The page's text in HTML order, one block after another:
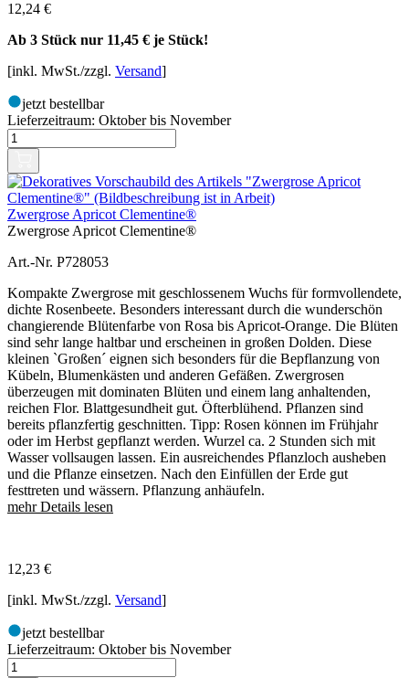
12,24 €
Ab 3 Stück nur 11,45 € je Stück!
[inkl. MwSt./zzgl. Versand]
jetzt bestellbar
Lieferzeitraum: Oktober bis November
Zwergrose Apricot Clementine®
Zwergrose Apricot Clementine®
Art.-Nr. P728053
Kompakte Zwergrose mit geschlossenem Wuchs für formvollendete,
dichte Rosenbeete. Besonders interessant durch die wunderschön
changierende Blütenfarbe von Rosa bis Apricot-Orange. Die Blüten
sind sehr lange haltbar und erscheinen in großen Dolden. Diese
kleinen `Großen´ eignen sich besonders für die Bepflanzung von
Kübeln, Blumenkästen und anderen Gefäßen. Zwergrosen
überzeugen mit dominaten Blüten und einem lang anhaltenden,
reichen Flor. Blattgesundheit gut. Öfterblühend. Pflanzen sind
bereits pflanzfertig geschnitten. Tipp: Rosen können im Frühjahr
oder im Herbst gepflanzt werden. Wurzel ca. 2 Stunden sich mit
Wasser vollsaugen lassen. Ein ausreichendes Pflanzloch ausheben
und die Pflanze einsetzen. Nach den Einfüllen der Erde gut
festtreten und wässern. Pflanzung anhäufeln.
mehr Details lesen
12,23 €
[inkl. MwSt./zzgl. Versand]
jetzt bestellbar
Lieferzeitraum: Oktober bis November